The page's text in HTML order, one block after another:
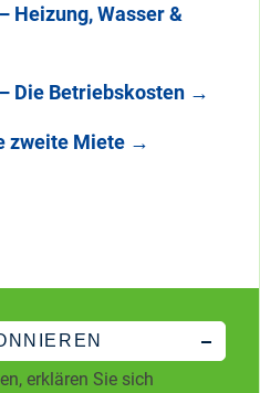
Heizung, Wasser &
Die Betriebskosten →
zweite Miete →
erklären Sie sich